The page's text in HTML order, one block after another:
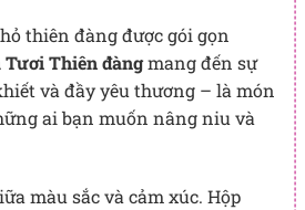
thiên đàng được gói gọn
Tươi Thiên đàngmang đến sự
và đầy yêu thương – là món
ai bạn muốn nâng niu và
màu sắc và cảm xúc. Hộp